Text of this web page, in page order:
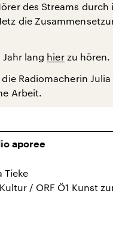
des Streams durch
die
lang hierzu hören.
Radiomacherin Julia
Arbeit.
aporee
Tieke
/ ORF Ö1 Kunst